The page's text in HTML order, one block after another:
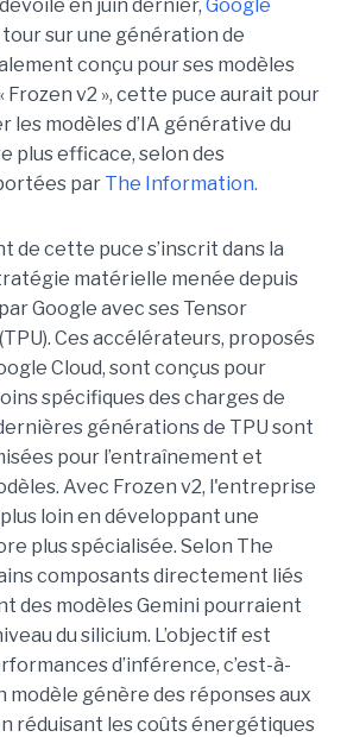
en juin dernier, Google
sur une génération de
conçu pour ses modèles
Frozen v2 », cette puce aurait pour
les modèles d’IA générative du
plus efficace, selon des
par The Information.
de cette puce s’inscrit dans la
matérielle menée depuis
Google avec ses Tensor
Ces accélérateurs, proposés
Cloud, sont conçus pour
spécifiques des charges de
générations de TPU sont
pour l’entraînement et
Avec Frozen v2, l'entreprise
loin en développant une
plus spécialisée. Selon The
composants directement liés
des modèles Gemini pourraient
du silicium. L’objectif est
d’inférence, c’est-à-
modèle génère des réponses aux
réduisant les coûts énergétiques